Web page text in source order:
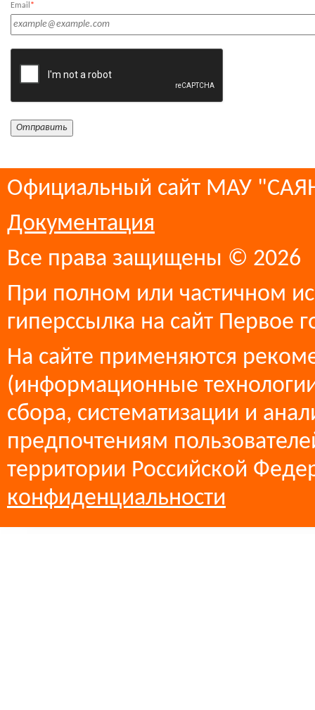
Email *
Официальный сайт МАУ
Документация
Все права защищены © 2026
При полном или частичном
гиперссылка на сайт Первое
На сайте применяются
(информационные
сбора, систематизации и
предпочтениям
территории Российской
конфиденциальности